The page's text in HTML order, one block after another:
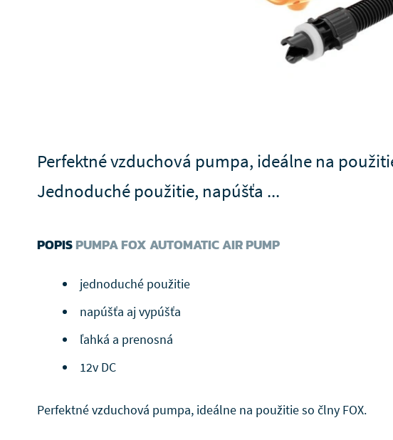
Perfektné vzduchová pumpa, ideálne na
Jednoduché použitie, napúšťa ...
POPISPUMPA FOX AUTOMATIC AIR PUMP
jednoduché použitie
napúšťa aj vypúšťa
ľahká a prenosná
12v DC
Perfektné vzduchová pumpa, ideálne na použitie so člny FOX.